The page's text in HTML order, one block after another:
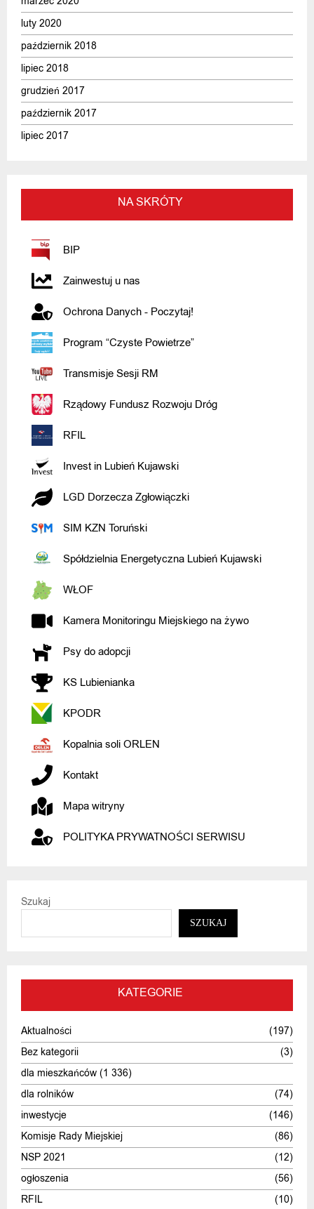
luty 2020
październik 2018
lipiec 2018
grudzień 2017
październik 2017
lipiec 2017
NA SKRÓTY
BIP
Zainwestuj u nas
Ochrona Danych - Poczytaj!
Program “Czyste Powietrze”
Transmisje Sesji RM
Rządowy Fundusz Rozwoju Dróg
RFIL
Invest in Lubień Kujawski
LGD Dorzecza Zgłowiączki
SIM KZN Toruński
Spółdzielnia Energetyczna Lubień Kujawski
WŁOF
Kamera Monitoringu Miejskiego na żywo
Psy do adopcji
KS Lubienianka
KPODR
Kopalnia soli ORLEN
Kontakt
Mapa witryny
POLITYKA PRYWATNOŚCI SERWISU
Szukaj
SZUKAJ
KATEGORIE
Aktualności
(197)
Bez kategorii
(3)
dla mieszkańców (1 336)
dla rolników
(74)
inwestycje
(146)
Komisje Rady Miejskiej
(86)
NSP 2021
(12)
ogłoszenia
(56)
RFIL
(10)